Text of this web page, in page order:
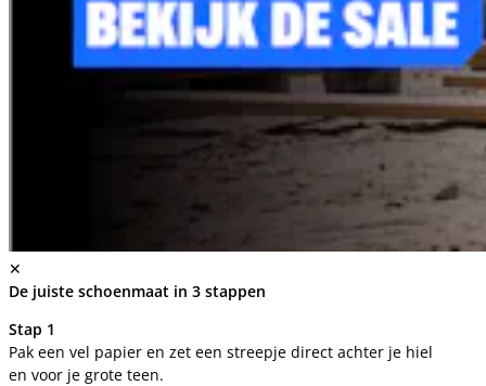
✕
De juiste schoenmaat in 3 stappen
Stap 1
Pak een vel papier en zet een streepje direct achter je hiel
en voor je grote teen.